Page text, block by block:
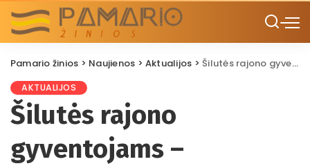
Pamario žinios > Naujienos >Aktualijos >Šilutės rajono gyventojams – raginimas susimokėti: dalies skolų išieškojimas gali persikelti į teismą
AKTUALIJOS
Šilutės rajono
gyventojams –